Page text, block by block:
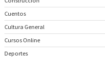
Cuentos
Cultura General
Cursos Online
Deportes